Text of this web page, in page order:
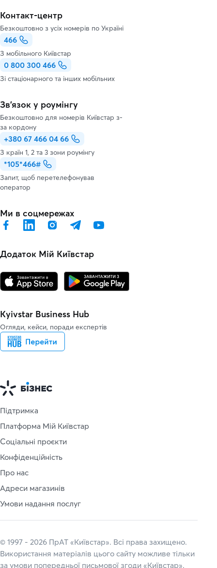
Контакт-центр
Безкоштовно з усіх номерів по Україні
466
З мобільного Київстар
0 800 300 466
Зі стаціонарного та інших мобільних
Зв’язок у роумінгу
Безкоштовно для номерів Київстар з-
за кордону
+380 67 466 04 66
З країн 1, 2 та 3 зони роумінгу
*105*466#
Запит, щоб перетелефонував
оператор
Ми в соцмережах
Додаток Мій Київстар
Kyivstar Business Hub
Огляди, кейси, поради експертів
Підтримка
Платформа Мій Київстар
Соціальні проєкти
Конфіденційність
Про нас
Адреси магазинів
Умови надання послуг
© 1997 - 2026 ПрАТ «Київстар». Всі права захищено.
Використання матеріалів цього сайту можливе тільки
за умови попередньої письмової згоди «Київстар».